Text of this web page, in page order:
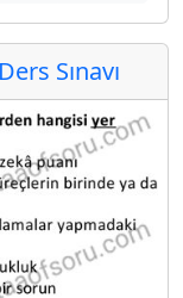
Sınavı